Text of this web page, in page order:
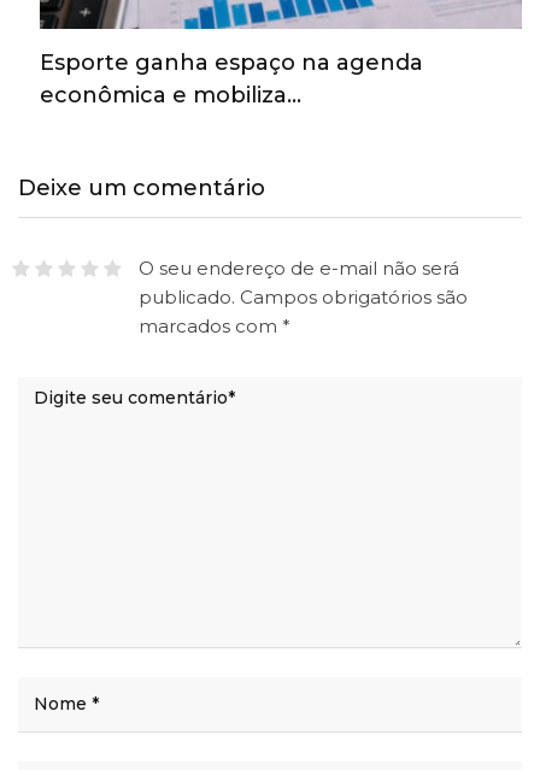
Esporte ganha espaço na agenda
econômica e mobiliza…
Deixe um comentário
O seu endereço de e-mail não será
publicado. Campos obrigatórios são
marcados com *